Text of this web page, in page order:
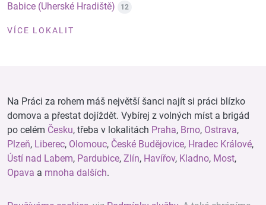
Babice (Uherské Hradiště) 12
VÍCE LOKALIT
Na Práci za rohem máš největší šanci najít si práci blízko
domova a přestat dojíždět. Vybírej z volných míst a brigád
po celém Česku, třeba v lokalitách Praha, Brno, Ostrava,
Plzeň, Liberec, Olomouc, České Budějovice, Hradec Králové,
Ústí nad Labem, Pardubice, Zlín, Havířov, Kladno, Most,
Opava a mnoha dalších.